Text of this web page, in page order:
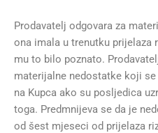
Prodavatelj odgovara za
ona imala u trenutku prijelaza
mu to bilo poznato.
materijalne nedostatke koji
na Kupca ako su posljedica
toga. Predmnijeva se da je
od šest mjeseci od prijelaza